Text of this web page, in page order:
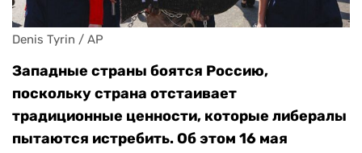
Denis Tyrin / AP
Западные страны боятся Россию,
поскольку страна отстаивает
традиционные ценности, которые либералы
пытаются истребить. Об этом 16 мая